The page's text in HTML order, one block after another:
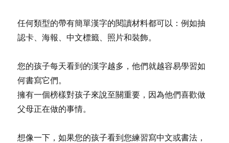
任何類型的帶有簡單漢字的閱讀材料都可以：例如抽
認卡、海報、中文標籤、照片和裝飾。
您的孩子每天看到的漢字越多，他們就越容易學習如
何書寫它們。
擁有一個榜樣對孩子來說至關重要，因為他們喜歡做
父母正在做的事情。
想像一下，如果您的孩子看到您練習寫中文或書法，